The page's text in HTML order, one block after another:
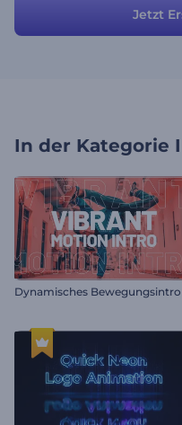
sind näher als Sie denken,
himmlische Vorlage jetzt aus.
Jetzt
In der Kategorie
Dynamisches Bewegungsintro